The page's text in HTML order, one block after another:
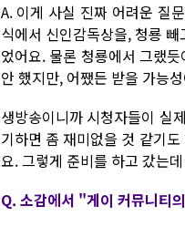
A. 이게 사실 진짜 어려운 질
식에서 신인감독상을, 청룡
었어요. 물론 청룡에서 그랬
안 했지만, 어쨌든 받을 가능
생방송이니까 시청자들이 실
기하면 좀 재미없을 것 같기
요. 그렇게 준비를 하고 갔는
Q. 소감에서 "게이 커뮤니티